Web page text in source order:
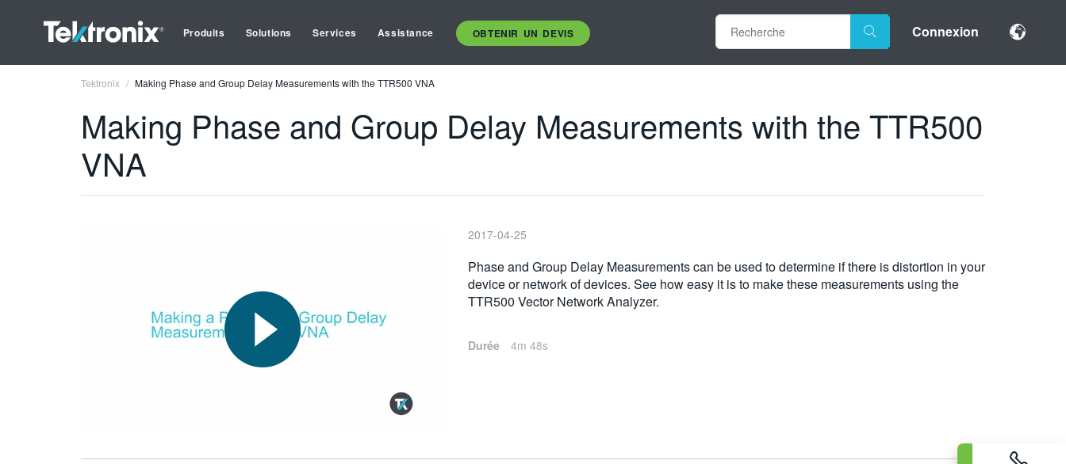
Produits Solutions Services Assistance OBTENIR UN DEVIS Connexion
Tektronix Making Phase and Group Delay Measurements with the TTR500 VNA
Making Phase and Group Delay Measurements with the TTR500
VNA
2017-04-25
Phase and Group Delay Measurements can be used to determine if there is distortion in your
device or network of devices. See how easy it is to make these measurements using the
TTR500 Vector Network Analyzer.
Durée 4m 48s